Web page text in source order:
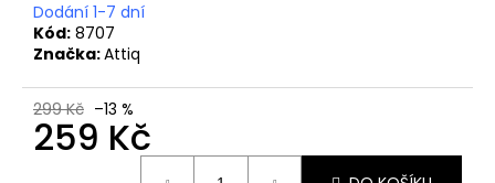
Dodání 1-7 dní
Kód: 8707
Značka:Attiq
299 Kč –13 %
259 Kč
BRUBECK
PÁNSKÉ
TRIČKO
S
DLOUHÝM
RUKÁVEM
ACTIVE
WOOL